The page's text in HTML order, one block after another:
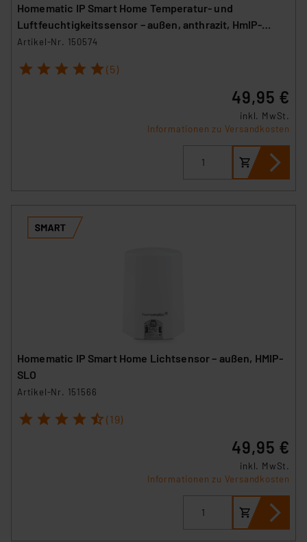
Homematic IP Smart Home Temperatur- und
Luftfeuchtigkeitssensor – außen, anthrazit, HmIP-
STHO-A
Artikel-Nr. 150574
1 2 3 4 5 (5)
49,95 €
inkl. MwSt.
Informationen zu Versandkosten
Homematic IP Smart Home Lichtsensor – außen, HMIP-
SLO
Artikel-Nr. 151566
1 2 3 4 5 (19)
49,95 €
inkl. MwSt.
Informationen zu Versandkosten